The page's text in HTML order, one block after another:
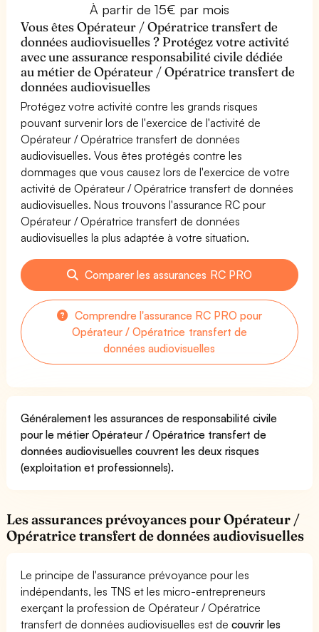
À partir de 15€ par mois
Vous êtes Opérateur / Opératrice transfert de
données audiovisuelles ? Protégez votre activité
avec une assurance responsabilité civile dédiée
au métier de Opérateur / Opératrice transfert de
données audiovisuelles
Protégez votre activité contre les grands risques
pouvant survenir lors de l'exercice de l'activité de
Opérateur / Opératrice transfert de données
audiovisuelles. Vous êtes protégés contre les
dommages que vous causez lors de l'exercice de votre
activité de Opérateur / Opératrice transfert de données
audiovisuelles. Nous trouvons l'assurance RC pour
Opérateur / Opératrice transfert de données
audiovisuelles la plus adaptée à votre situation.
Comparer les assurances RC PRO
Comprendre l'assurance RC PRO pour
Opérateur / Opératrice transfert de
données audiovisuelles
Généralement les assurances de responsabilité civile
pour le métier Opérateur / Opératrice transfert de
données audiovisuelles couvrent les deux risques
(exploitation et professionnels).
Les assurances prévoyances pour Opérateur /
Opératrice transfert de données audiovisuelles
Le principe de l'assurance prévoyance pour les
indépendants, les TNS et les micro-entrepreneurs
exerçant la profession de Opérateur / Opératrice
transfert de données audiovisuelles est decouvrir les